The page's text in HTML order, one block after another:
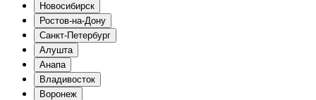
Новосибирск
Ростов-на-Дону
Санкт-Петербург
Алушта
Анапа
Владивосток
Воронеж